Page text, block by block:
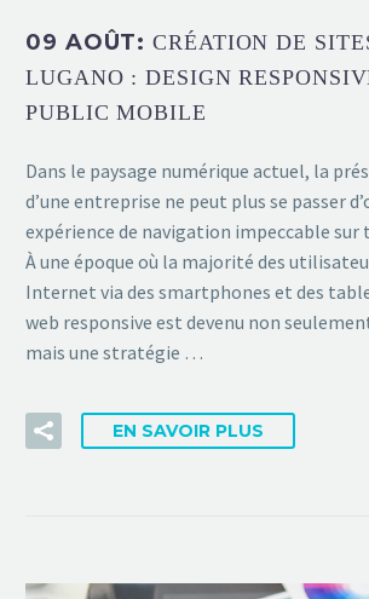
09 AOÛT:CRÉATION DE
LUGANO : DESIGN
PUBLIC MOBILE
Dans le paysage numérique actuel, la
d’une entreprise ne peut plus se passer
expérience de navigation impeccable sur
À une époque où la majorité des
Internet via des smartphones et des
web responsive est devenu non
mais une stratégie …
EN SAVOIR PLUS